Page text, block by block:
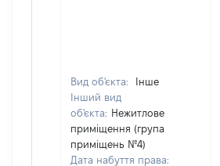
Вид об'єкта:
Інше
Інший вид
об'єкта: Нежитлове
приміщення (група
приміщень №4)
Дата набуття права: